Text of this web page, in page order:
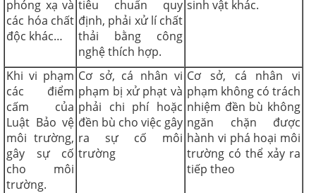
phóng xạ và
các hóa chất
độc khác…
tiêu chuẩn quy
định, phải xử lí chất
thải bằng công
nghệ thích hợp.
sinh vật khác.
Khi vi phạm
các điểm
cấm của
Luật Bảo vệ
môi trường,
gây sự cố
cho môi
trường.
Cơ sở, cá nhân vi
phạm bị xử phạt và
phải chi phí hoặc
đền bù cho việc gây
ra sự cố môi
trường
Cơ sở, cá nhân vi
phạm không có trách
nhiệm đền bù không
ngăn chặn được
hành vi phá hoại môi
trường có thể xảy ra
tiếp theo